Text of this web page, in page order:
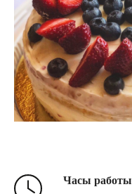
Часы работы